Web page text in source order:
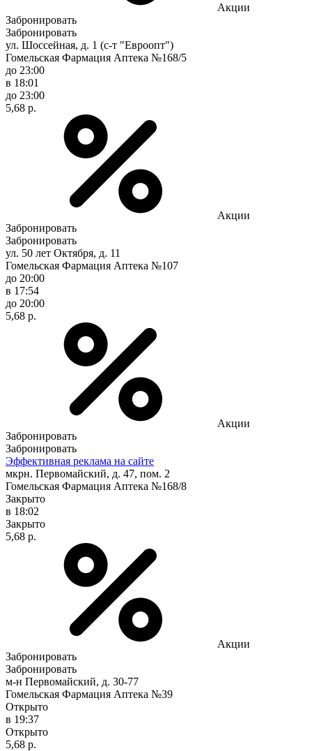
Акции
Забронировать
Забронировать
ул. Шоссейная, д. 1 (с-т "Евроопт")
Гомельская Фармация Аптека №168/5
до 23:00
в 18:01
до 23:00
5,68 р.
Акции
Забронировать
Забронировать
ул. 50 лет Октября, д. 11
Гомельская Фармация Аптека №107
до 20:00
в 17:54
до 20:00
5,68 р.
Акции
Забронировать
Забронировать
Эффективная реклама на сайте
мкрн. Первомайский, д. 47, пом. 2
Гомельская Фармация Аптека №168/8
Закрыто
в 18:02
Закрыто
5,68 р.
Акции
Забронировать
Забронировать
м-н Первомайский, д. 30-77
Гомельская Фармация Аптека №39
Открыто
в 19:37
Открыто
5,68 р.